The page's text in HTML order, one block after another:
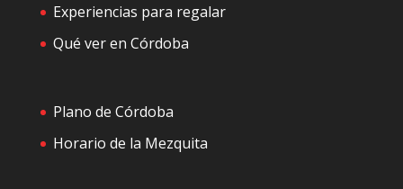
Experiencias para regalar
Qué ver en Córdoba
Plano de Córdoba
Horario de la Mezquita